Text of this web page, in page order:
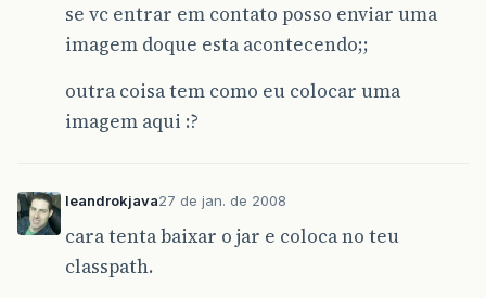
se vc entrar em contato posso enviar uma
imagem doque esta acontecendo;;
outra coisa tem como eu colocar uma
imagem aqui :?
leandrokjava27 de jan. de 2008
cara tenta baixar o jar e coloca no teu
classpath.